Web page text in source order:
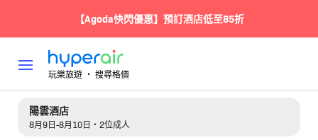
【Agoda快閃優惠】預訂酒店低至85折
玩樂旅遊 ‧ 搜尋格價
陽雲酒店
8月9日-8月10日・2位成人